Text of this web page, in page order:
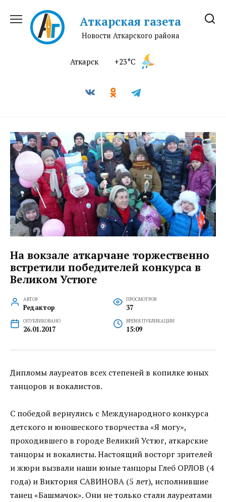
содержанию
Аткарская газета
Новости Аткарского района
Аткарск +23°C
На вокзале аткарчане торжественно
встретили победителей конкурса в
Великом Устюге
АВТОР
Редактор
ПРОСМОТРОВ
37
ОПУБЛИКОВАНО
26.01.2017
ВРЕМЯ ПУБЛИКАЦИИ
15:09
Дипломы лауреатов всех степеней в копилке юных
танцоров и вокалистов.
С победой вернулись с Международного конкурса
детского и юношеского творчества «Я могу»,
проходившего в городе Великий Устюг, аткарские
танцоры и вокалисты. Настоящий восторг зрителей
и жюри вызвали наши юные танцоры Глеб ОРЛОВ (4
года) и Виктория САВИНОВА (5 лет), исполнившие
танец «Башмачок». Они не только стали лауреатами